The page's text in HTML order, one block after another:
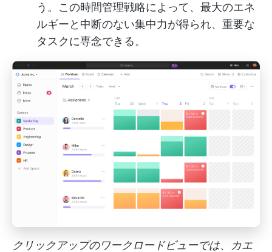
う。この時間管理戦略によって、最大のエネ
ルギーと中断のない集中力が得られ、重要な
タスクに専念できる。
クリックアップのワークロードビューでは、カエ